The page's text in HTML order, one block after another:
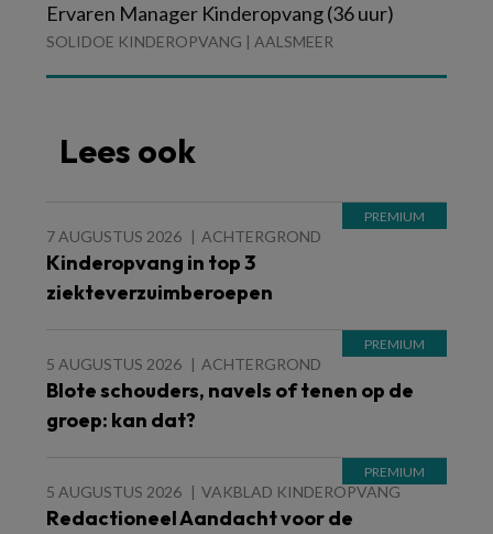
Ervaren Manager Kinderopvang (36 uur)
SOLIDOE KINDEROPVANG | AALSMEER
Lees ook
7 AUGUSTUS 2026 ACHTERGROND
Kinderopvang in top 3
ziekteverzuimberoepen
5 AUGUSTUS 2026 ACHTERGROND
Blote schouders, navels of tenen op de
groep: kan dat?
5 AUGUSTUS 2026 VAKBLAD KINDEROPVANG
Redactioneel Aandacht voor de